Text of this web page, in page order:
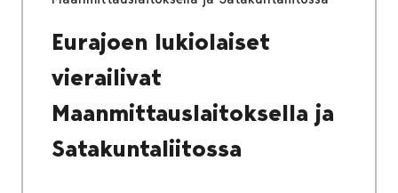
Eurajoen lukiolaiset
vierailivat
Maanmittauslaitoksella ja
Satakuntaliitossa